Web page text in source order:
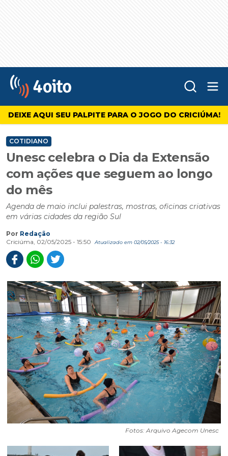
4oito
DEIXE AQUI SEU PALPITE PARA O JOGO DO CRICIÚMA!
COTIDIANO
Unesc celebra o Dia da Extensão
com ações que seguem ao longo
do mês
Agenda de maio inclui palestras, mostras, oficinas criativas
em várias cidades da região Sul
Por Redação